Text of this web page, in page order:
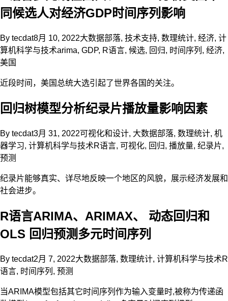
同候选人对经济GDP时间序列影响
By tecdat8月 10, 2022大数据部落, 技术支持, 数理统计, 经济, 计
算机科学与技术arima, GDP, R语言, 候选, 回归, 时间序列 , 经济,
美国
近段时间，美国总统大选引起了世界各国的关注。
回归树模型分析纪录片播放量影响因素
By tecdat3月 31, 2022可视化和设计, 大数据部落, 数理统计, 机
器学习, 计算机科学与技术R语言, 可视化, 回归, 播放量, 纪录片,
预测
纪录片能够真实、详尽地反映一个地区的风貌，展示经济发展和
社会进步。
R语言ARIMA、ARIMAX、 动态回归和
OLS 回归预测多元时间序列
By tecdat2月 7, 2022大数据部落, 数理统计, 计算机科学与技术R
语言, 时间序列 , 预测
当ARIMA模型包括其它时间序列作为输入变量时,被称为传递函